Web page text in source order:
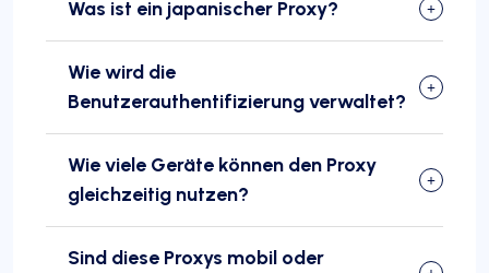
Was ist ein japanischer Proxy?
Wie wird die
Benutzerauthentifizierung verwaltet?
Wie viele Geräte können den Proxy
gleichzeitig nutzen?
Sind diese Proxys mobil oder